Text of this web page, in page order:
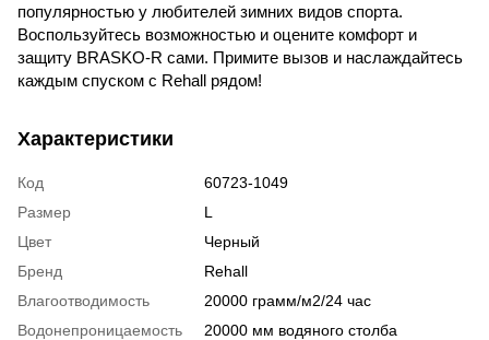
популярностью у любителей зимних видов спорта.
Воспользуйтесь возможностью и оцените комфорт и
защиту BRASKO-R сами. Примите вызов и наслаждайтесь
каждым спуском с Rehall рядом!
Характеристики
Код
60723-1049
Размер
L
Цвет
Черный
Бренд
Rehall
Влагоотводимость
20000 грамм/м2/24 час
Водонепроницаемость
20000 мм водяного столба